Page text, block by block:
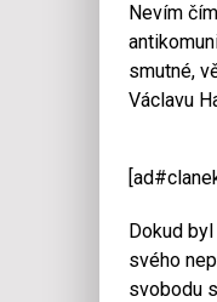
Nevím
smutné,
Václavu
Dokud
svého
svobodu